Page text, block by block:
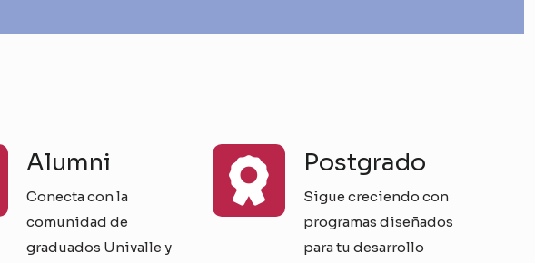
Alumni
Conecta con la
comunidad de
graduados Univalle y
Postgrado
Sigue creciendo con
programas diseñados
para tu desarrollo